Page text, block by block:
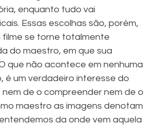
enquanto tudo vai
Essas escolhas são, porém,
se torne totalmente
do maestro, em que sua
que não acontece em nenhuma
um verdadeiro interesse do
de o compreender nem de o
maestro as imagens denotam
da onde vem aquela